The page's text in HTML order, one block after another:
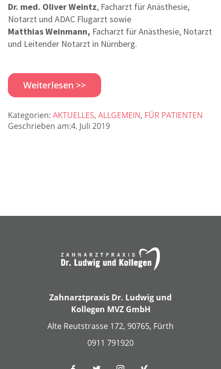
Dr. med. Oliver Weintz, Facharzt für Anästhesie,
Notarzt und ADAC Flugarzt sowie
Matthias Weinmann, Facharzt für Anästhesie, Notarzt
und Leitender Notarzt in Nürnberg.
Weiterlesen >>
Kategorien: AKTUELLES, ALLGEMEIN, FÜR PATIENTEN
Geschrieben am:4. Juli 2019
Zahnarztpraxis Dr. Ludwig und
Kollegen MVZ GmbH
Alte Reutstrasse 172, 90765, Fürth
0911 791920